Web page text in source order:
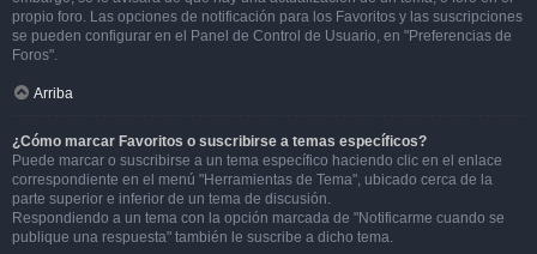
propio foro. Las opciones de notificación para los Favoritos y las suscripciones
se pueden configurar en el Panel de Control de Usuario, en "Preferencias de
Foros".
Arriba
¿Cómo marcar Favoritos o suscribirse a temas específicos?
Puede marcar o suscribirse a un tema específico haciendo clic en el enlace
correspondiente en el menú "Herramientas de Tema", ubicado cerca de la
parte superior e inferior de un tema de discusión.
Respondiendo a un tema con la opción marcada de "Notificarme cuando se
publique una respuesta" también le suscribe a dicho tema.